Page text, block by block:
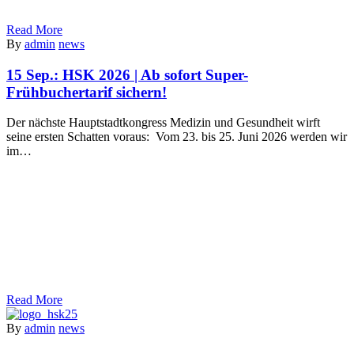
Read More
By admin news
15 Sep.: HSK 2026 | Ab sofort Super-
Frühbuchertarif sichern!
Der nächste Hauptstadtkongress Medizin und Gesundheit wirft
seine ersten Schatten voraus: Vom 23. bis 25. Juni 2026 werden wir
im…
Read More
By admin news